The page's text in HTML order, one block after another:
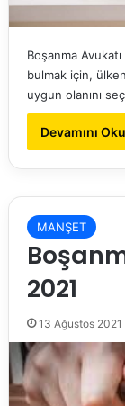
Boşanma
bulmak için,
uygun olanını
Devamını
MANŞET
2021
13 Ağustos 2021